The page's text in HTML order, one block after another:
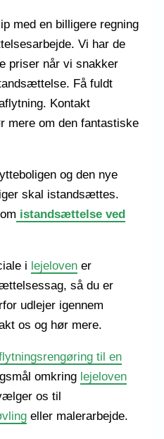
med en billigere regning
Vi har de
priser når vi snakker
Få fuldt
Kontakt
mere om den fantastiske
og den nye
skal istandsættes.
istandsættelse ved
i lejeloven er
så du er
udlejer igennem
os og hør mere.
til en
omkring lejeloven
os til
eller malerarbejde.